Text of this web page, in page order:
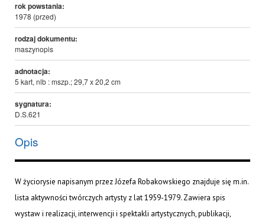
rok powstania:
1978 (przed)
rodzaj dokumentu:
maszynopis
adnotacja:
5 kart, nlb : mszp.; 29,7 x 20,2 cm
sygnatura:
D.S.621
Opis
W życiorysie napisanym przez Józefa Robakowskiego znajduje się m.in.
lista aktywności twórczych artysty z lat 1959-1979. Zawiera spis
wystaw i realizacji, interwencji i spektakli artystycznych, publikacji,